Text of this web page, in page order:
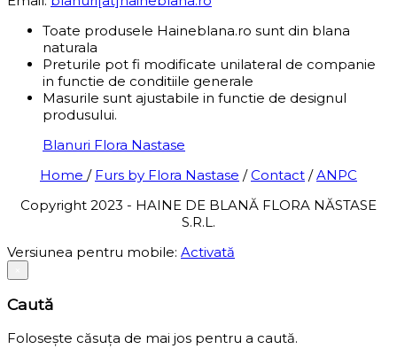
Toate produsele Haineblana.ro sunt din blana
naturala
Preturile pot fi modificate unilateral de companie
in functie de conditiile generale
Masurile sunt ajustabile in functie de designul
produsului.
Blanuri Flora Nastase
Home / Furs by Flora Nastase /Contact /ANPC
Copyright 2023 - HAINE DE BLANĂ FLORA NĂSTASE
S.R.L.
Versiunea pentru mobile: Activată
Caută
Folosește căsuța de mai jos pentru a caută.